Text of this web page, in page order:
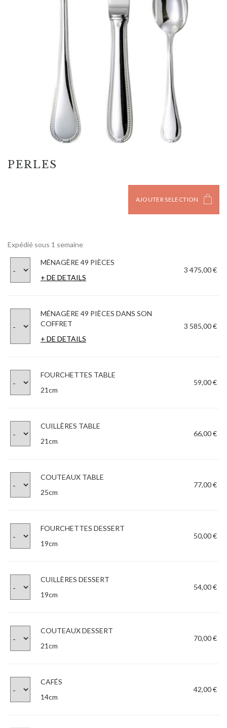
PERLES
AJOUTER SELECTION
Expédié sous 1 semaine
MÉNAGÈRE 49 PIÈCES
+ DE DETAILS
3 475,00 €
MÉNAGÈRE 49 PIÈCES DANS SON
COFFRET
+ DE DETAILS
3 585,00 €
FOURCHETTES TABLE
21cm
59,00 €
CUILLÈRES TABLE
21cm
66,00 €
COUTEAUX TABLE
25cm
77,00 €
FOURCHETTES DESSERT
19cm
50,00 €
CUILLÈRES DESSERT
19cm
54,00 €
COUTEAUX DESSERT
21cm
70,00 €
CAFÉS
14cm
42,00 €